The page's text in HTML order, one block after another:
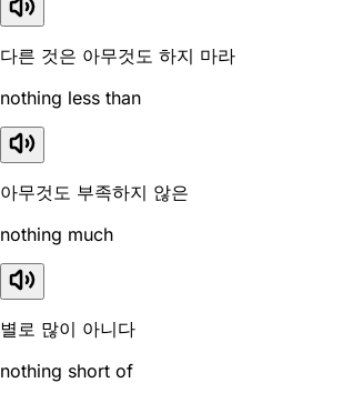
다른 것은 아무것도 하지 마라
nothing less than
아무것도 부족하지 않은
nothing much
별로 많이 아니다
nothing short of